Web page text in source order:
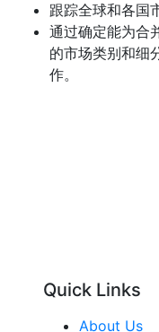
跟踪全球和各国
通过确定能为合
的市场类别和细
作。
Quick Links
About Us